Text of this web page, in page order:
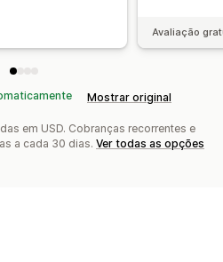
Avaliação
Mostrar original
em USD. Cobranças recorrentes e
a cada 30 dias. Ver todas as opções